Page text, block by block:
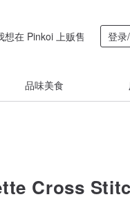
想在 Pinkoi 上贩售 登录
品味美食
Cross